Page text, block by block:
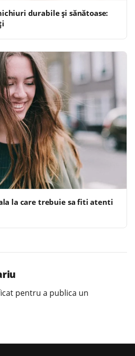
durabile și sănătoase:
la care trebuie sa fiti atenti
pentru a publica un